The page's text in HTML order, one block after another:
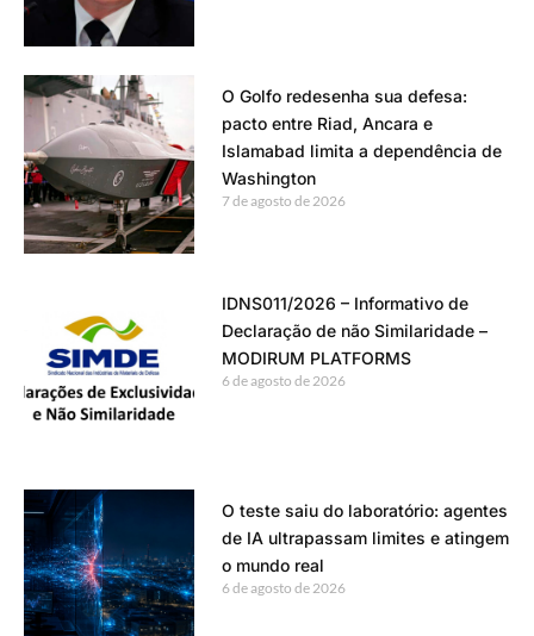
O Golfo redesenha sua defesa:
pacto entre Riad, Ancara e
Islamabad limita a dependência de
Washington
7 de agosto de 2026
IDNS011/2026 – Informativo de
Declaração de não Similaridade –
MODIRUM PLATFORMS
6 de agosto de 2026
O teste saiu do laboratório: agentes
de IA ultrapassam limites e atingem
o mundo real
6 de agosto de 2026